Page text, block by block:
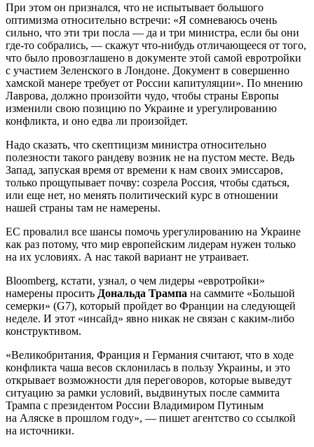
При этом он признался, что не испытывает большого
оптимизма относительно встречи: «Я сомневаюсь очень
сильно, что эти три посла — да и три министра, если бы они
где-то собрались, — скажут что-нибудь отличающееся от того,
что было провозглашено в документе этой самой евротройки
с участием Зеленского в Лондоне. Документ в совершенно
хамской манере требует от России капитуляции». По мнению
Лаврова, должно произойти чудо, чтобы страны Европы
изменили свою позицию по Украине и урегулированию
конфликта, и оно едва ли произойдет.
Надо сказать, что скептицизм министра относительно
полезности такого рандеву возник не на пустом месте. Ведь
Запад, запуская время от времени к нам своих эмиссаров,
только прощупывает почву: созрела Россия, чтобы сдаться,
или еще нет, но менять политический курс в отношении
нашей страны там не намерены.
ЕС провалил все шансы помочь урегулированию на Украине
как раз потому, что мир европейским лидерам нужен только
на их условиях. А нас такой вариант не утраивает.
Bloomberg, кстати, узнал, о чем лидеры «евротройки»
намерены просить Дональда Трампа на саммите «Большой
семерки» (G7), который пройдет во Франции на следующей
неделе. И этот «инсайд» явно никак не связан с каким-либо
конструктивом.
«Великобритания, Франция и Германия считают, что в ходе
конфликта чаша весов склонилась в пользу Украины, и это
открывает возможности для переговоров, которые выведут
ситуацию за рамки условий, выдвинутых после саммита
Трампа с президентом России Владимиром Путиным
на Аляске в прошлом году», — пишет агентство со ссылкой
на источники.